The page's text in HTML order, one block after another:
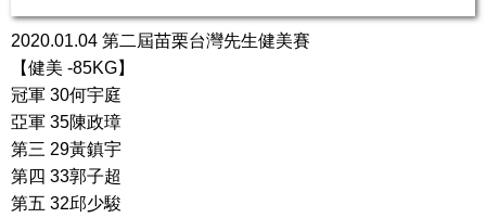
2020.01.04 第二屆苗栗台灣先生健美賽
【健美 -85KG】
冠軍 30何宇庭
亞軍 35陳政璋
第三 29黃鎮宇
第四 33郭子超
第五 32邱少駿